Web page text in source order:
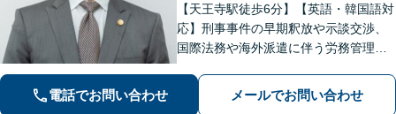
【天王寺駅徒歩6分】【英語・韓国語対
応】刑事事件の早期釈放や示談交渉、
国際法務や海外派遣に伴う労務管理、
お任せください。法律のプロフェッシ
ョナルが、途を切り拓くお手伝いを致
電話でお問い合わせ メールでお問い合わせ